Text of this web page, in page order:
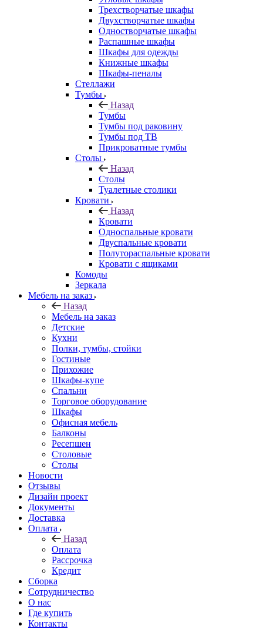
Трехстворчатые шкафы
Двухстворчатые шкафы
Одностворчатые шкафы
Распашные шкафы
Шкафы для одежды
Книжные шкафы
Шкафы-пеналы
Стеллажи
Тумбы
Назад
Тумбы
Тумбы под раковину
Тумбы под ТВ
Прикроватные тумбы
Столы
Назад
Столы
Туалетные столики
Кровати
Назад
Кровати
Односпальные кровати
Двуспальные кровати
Полутораспальные кровати
Кровати с ящиками
Комоды
Зеркала
Мебель на заказ
Назад
Мебель на заказ
Детские
Кухни
Полки, тумбы, стойки
Гостиные
Прихожие
Шкафы-купе
Спальни
Торговое оборудование
Шкафы
Офисная мебель
Балконы
Ресепшен
Столовые
Столы
Новости
Отзывы
Дизайн проект
Документы
Доставка
Оплата
Назад
Оплата
Рассрочка
Кредит
Сборка
Сотрудничество
О нас
Где купить
Контакты